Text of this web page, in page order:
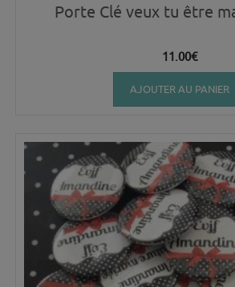
Porte Clé veux tu être
11.00€
AJOUTER AU PANIER